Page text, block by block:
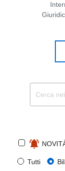
notifications_active
Tutti